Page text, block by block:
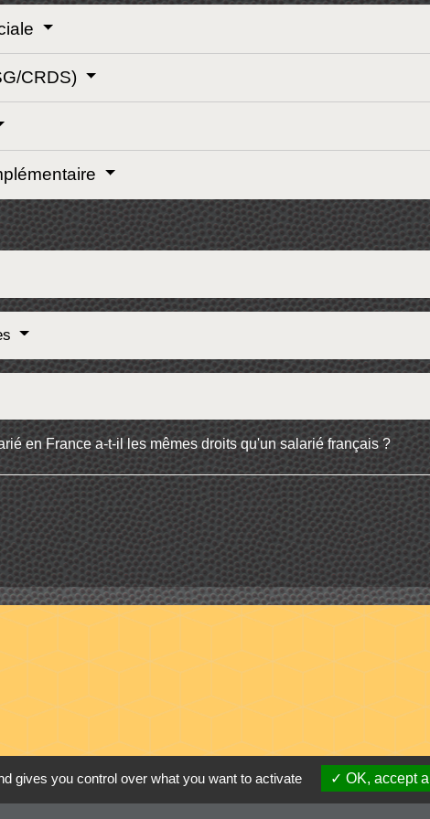
CRDS)
en France a-t-il les mêmes droits qu'un salarié français ?
gives you control over what you want to activate OK, accept all